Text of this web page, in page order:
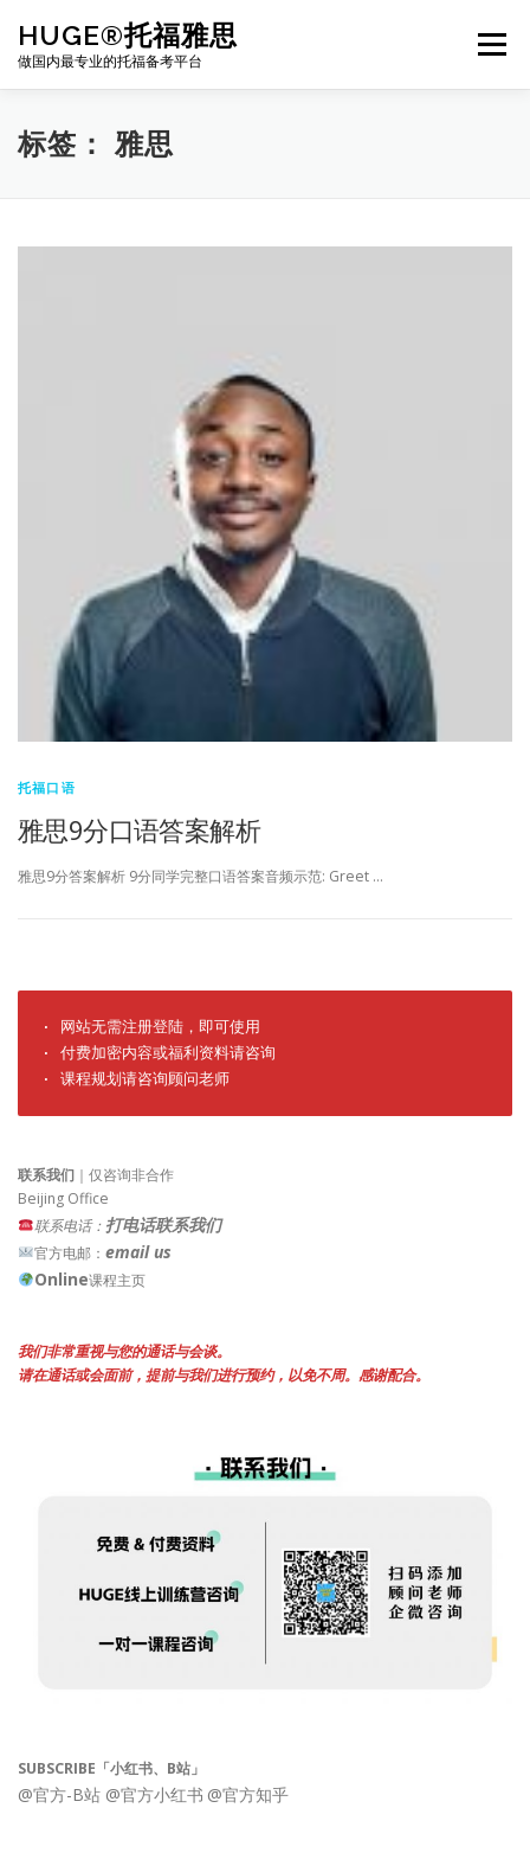
content
HUGE®托福雅思
做国内最专业的托福备考平台
Menu
TOEFL课程｜其他课程
标签：雅思
托福口语
雅思9分口语答案解析
雅思9分答案解析 9分同学完整口语答案音频示范: Greet …
· 网站无需注册登陆，即可使用
· 付费加密内容或福利资料请咨询
· 课程规划请咨询顾问老师
联系我们 ｜仅咨询非合作
Beijing Office
联系电话： 打电话联系我们
官方电邮： email us
Online课程主页
我们非常重视与您的通话与会谈。
请在通话或会面前，提前与我们进行预约，以免不周。感谢配合。
SUBSCRIBE「小红书、B站」
@官方-B站 @官方小红书 @官方知乎